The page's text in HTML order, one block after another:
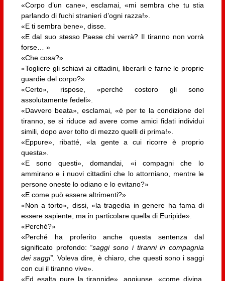
«Corpo d’un cane», esclamai, «mi sembra che tu stia
parlando di fuchi stranieri d’ogni razza!».
«E ti sembra bene», disse.
«E dal suo stesso Paese chi verrà? Il tiranno non vorrà
forse… »
«Che cosa?»
«Togliere gli schiavi ai cittadini, liberarli e farne le proprie
guardie del corpo?»
«Certo», rispose, «perché costoro gli sono
assolutamente fedeli».
«Davvero beata», esclamai, «è per te la condizione del
tiranno, se si riduce ad avere come amici fidati individui
simili, dopo aver tolto di mezzo quelli di prima!».
«Eppure», ribatté, «la gente a cui ricorre è proprio
questa».
«E sono questi», domandai, «i compagni che lo
ammirano e i nuovi cittadini che lo attorniano, mentre le
persone oneste lo odiano e lo evitano?»
«E come può essere altrimenti?»
«Non a torto», dissi, «la tragedia in genere ha fama di
essere sapiente, ma in particolare quella di Euripide».
«Perché?»
«Perché ha proferito anche questa sentenza dal
significato profondo: “saggi sono i tiranni in compagnia
dei saggi”. Voleva dire, è chiaro, che questi sono i saggi
con cui il tiranno vive».
«Ed esalta pure la tirannide», aggiunse, «come divina,